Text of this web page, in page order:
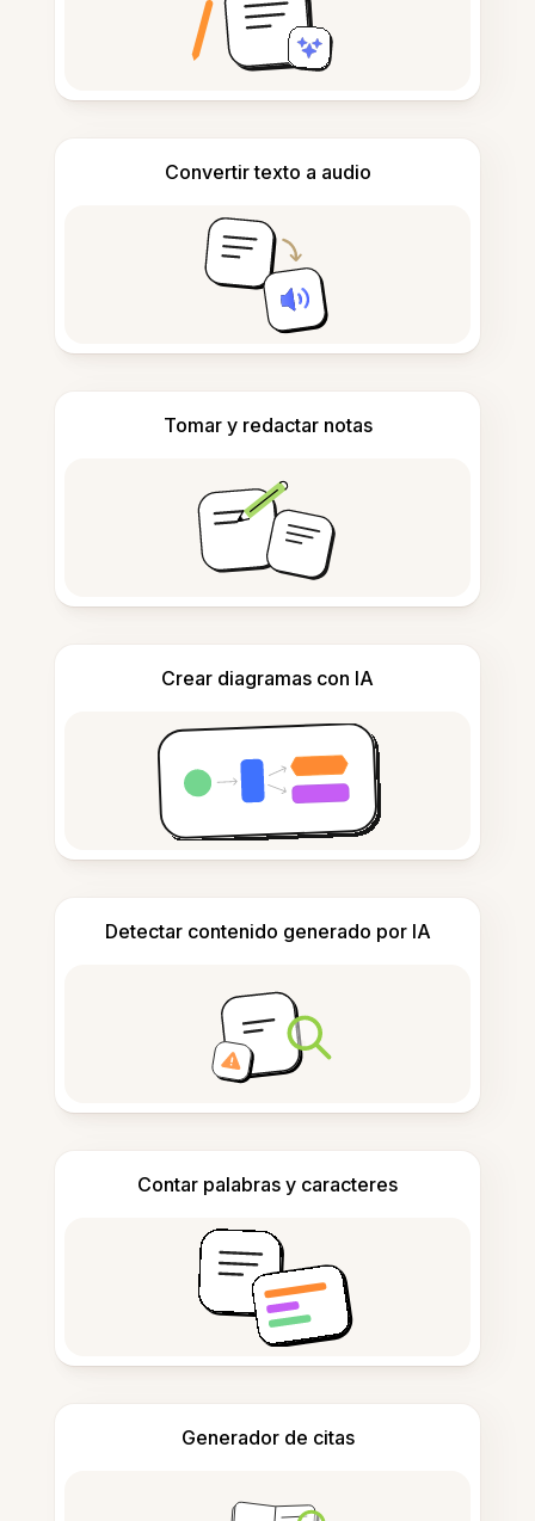
Convertir texto a audio
Tomar y redactar notas
Crear diagramas con IA
Detectar contenido generado por IA
Contar palabras y caracteres
Generador de citas